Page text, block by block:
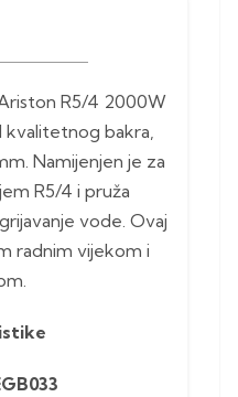
R5/4 2000W
kvalitetnog bakra,
Namijenjen je za
R5/4 i pruža
vode. Ovaj
radnim vijekom i